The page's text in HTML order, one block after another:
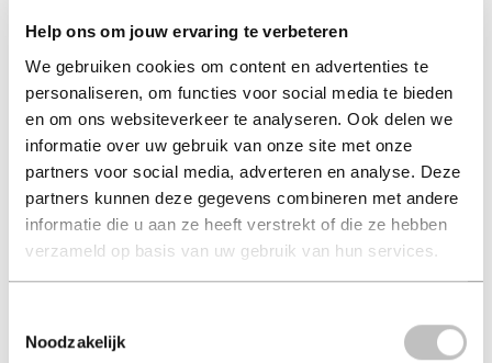
Help ons om jouw ervaring te verbeteren
We gebruiken cookies om content en advertenties te
personaliseren, om functies voor social media te bieden
en om ons websiteverkeer te analyseren. Ook delen we
informatie over uw gebruik van onze site met onze
partners voor social media, adverteren en analyse. Deze
partners kunnen deze gegevens combineren met andere
informatie die u aan ze heeft verstrekt of die ze hebben
verzameld op basis van uw gebruik van hun services.
Noodzakelijkdroom